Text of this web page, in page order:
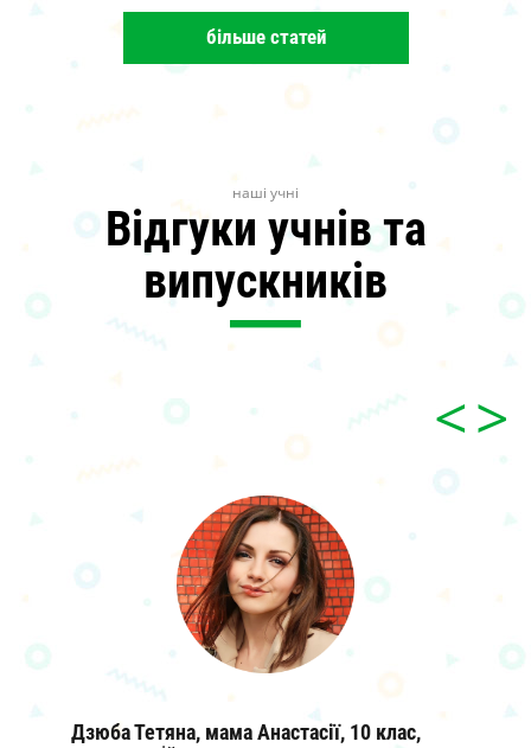
більше статей
наші учні
Відгуки учнів та
випускників
<>
Дзюба Тетяна, мама Анастасії, 10 клас,